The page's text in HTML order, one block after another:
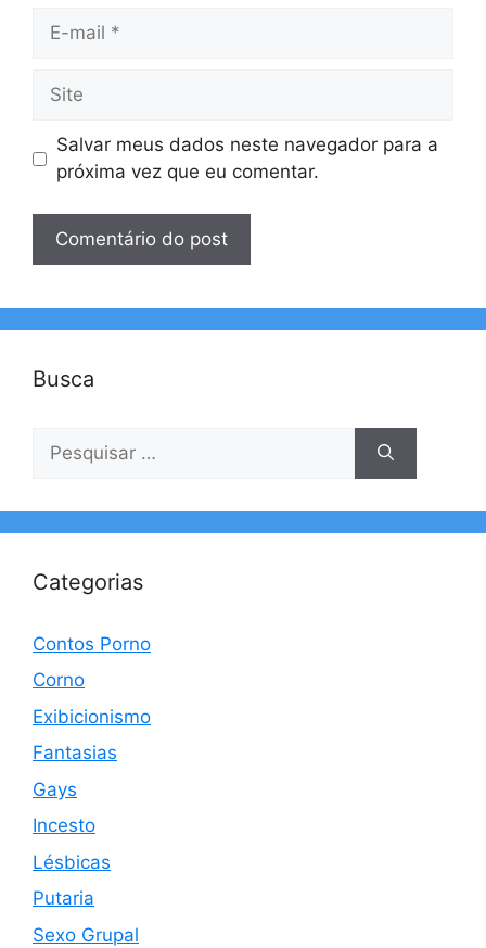
Site
Salvar meus dados neste navegador para a
próxima vez que eu comentar.
Busca
por:
Categorias
Contos Porno
Corno
Exibicionismo
Fantasias
Gays
Incesto
Lésbicas
Putaria
Sexo Grupal